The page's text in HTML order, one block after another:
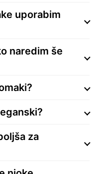
uporabim
naredim še
za